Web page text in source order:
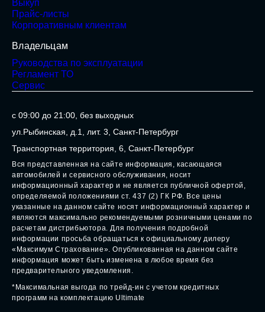
Trade-in
Тест-Драйв
Прайс-листы
Корпоративным клиентам
Владельцам
Руководства по эксплуатации
с 09:00 до 21:00, без выходных
ул.Рыбинская, д.1, лит. 3, Санкт-Петербург
Транспортная территория, 6, Санкт-Петербург
Вся представленная на сайте информация, касающаяся
автомобилей и сервисного обслуживания, носит
информационный характер и не является публичной
офертой, определяемой положениями ст. 437 (2) ГК РФ. Все
цены указанные на данном сайте носят информационный
характер и являются максимально рекомендуемыми
розничными ценами по расчетам дистрибьютора. Для
получения подробной информации просьба обращаться к